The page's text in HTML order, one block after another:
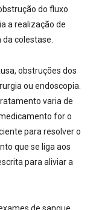
do fluxo
a realização de
da colestase.
obstruções dos
ou endoscopia.
varia de
for o
para resolver o
que se liga aos
para aliviar a